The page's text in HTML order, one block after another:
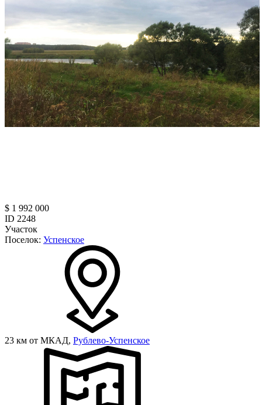
$ 1 992 000
ID 2248
Участок
Поселок: Успенское
23 км от МКАД, Рублево-Успенское